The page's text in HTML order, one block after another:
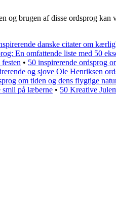
brugen af disse ordsprog
danske citater om
En omfattende liste med 50
• 50 inspirerende ordsprog
og sjove Ole Henriksen
om tiden og dens flygtige
smil på læberne • 50 Kreative